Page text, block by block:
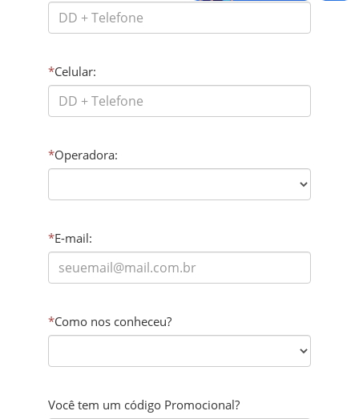
*Celular:
*Operadora:
*E-mail:
*Como nos conheceu?
Você tem um código Promocional?